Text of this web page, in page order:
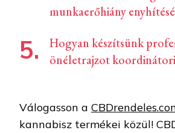
munkaerőhiány
Hogyan készítsünk
önéletrajzot
Válogasson a
kannabisz termékei közül!